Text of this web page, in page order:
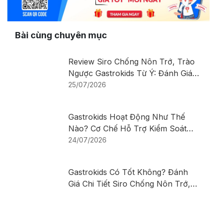
Bài cùng chuyên mục
Review Siro Chống Nôn Trớ, Trào
Ngược Gastrokids Từ Ý: Đánh Giá
Chi Tiết Sản Phẩm
25/07/2026
Gastrokids Hoạt Động Như Thế
Nào? Cơ Chế Hỗ Trợ Kiểm Soát
Nôn Trớ, Trào Ngược Ở Trẻ Sơ
24/07/2026
Gastrokids Có Tốt Không? Đánh
Giá Chi Tiết Siro Chống Nôn Trớ,